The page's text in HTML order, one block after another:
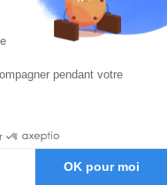
pendant votre
OK pour moi